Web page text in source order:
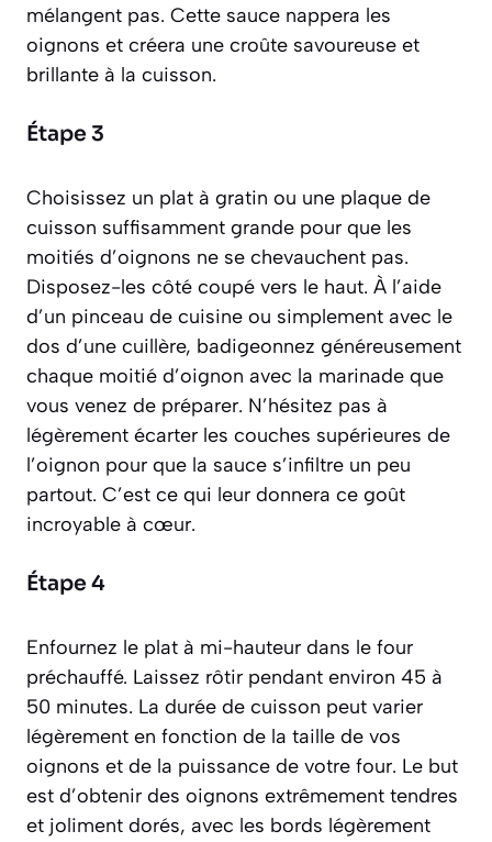
mélangent pas. Cette sauce nappera les
oignons et créera une croûte savoureuse et
brillante à la cuisson.
Étape 3
Choisissez un plat à gratin ou une plaque de
cuisson suffisamment grande pour que les
moitiés d’oignons ne se chevauchent pas.
Disposez-les côté coupé vers le haut. À l’aide
d’un pinceau de cuisine ou simplement avec le
dos d’une cuillère, badigeonnez généreusement
chaque moitié d’oignon avec la marinade que
vous venez de préparer. N’hésitez pas à
légèrement écarter les couches supérieures de
l’oignon pour que la sauce s’infiltre un peu
partout. C’est ce qui leur donnera ce goût
incroyable à cœur.
Étape 4
Enfournez le plat à mi-hauteur dans le four
préchauffé. Laissez rôtir pendant environ 45 à
50 minutes. La durée de cuisson peut varier
légèrement en fonction de la taille de vos
oignons et de la puissance de votre four. Le but
est d’obtenir des oignons extrêmement tendres
et joliment dorés, avec les bords légèrement